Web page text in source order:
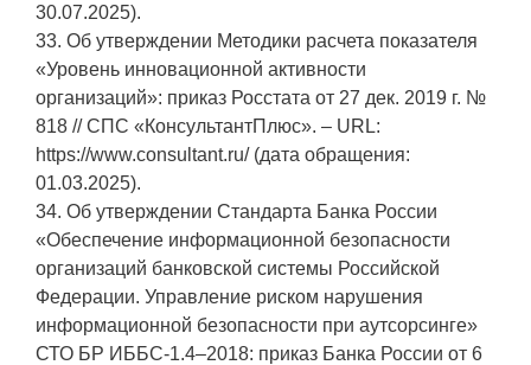
30.07.2025).
33. Об утверждении Методики расчета показателя
«Уровень инновационной активности
организаций»: приказ Росстата от 27 дек. 2019 г. №
818 // СПС «КонсультантПлюс». – URL:
https://www.consultant.ru/ (дата обращения:
01.03.2025).
34. Об утверждении Стандарта Банка России
«Обеспечение информационной безопасности
организаций банковской системы Российской
Федерации. Управление риском нарушения
информационной безопасности при аутсорсинге»
СТО БР ИББС-1.4–2018: приказ Банка России от 6